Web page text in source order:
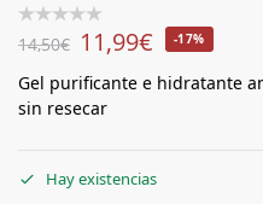
14,50€ 11,99€ -17%
Gel purificante e hidratante
sin resecar
Hay existencias